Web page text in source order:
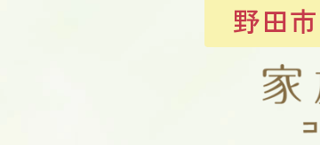
野田市